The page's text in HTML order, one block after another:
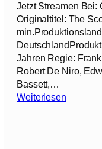
Jetzt Streamen Bei:
Originaltitel: The
Jahren Regie:
Robert De Niro,
Bassett,…
Weiterlesen: